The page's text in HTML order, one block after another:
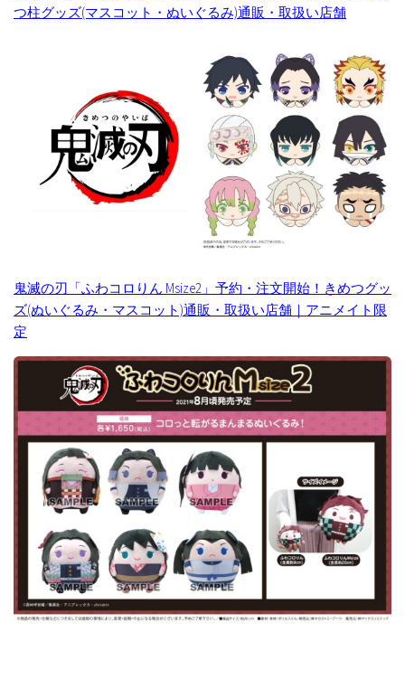
つ柱グッズ(マスコット・ぬいぐるみ)通販・取扱い店舗
鬼滅の刃「ふわコロりん Msize2」予約・注文開始！きめつグッ
ズ(ぬいぐるみ・マスコット)通販・取扱い店舗｜アニメイト限
定